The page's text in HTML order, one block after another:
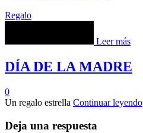
Regalo
Leer más
DÍA DE LA MADRE
0
Un regalo estrella Continuar leyendo
Deja una respuesta